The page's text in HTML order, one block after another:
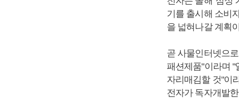
기를 출시해 소비
을 넓혀나갈 계획
곧 사물인터넷으
패션제품"이라며 "
자리매김할 것"이
전자가 독자개발